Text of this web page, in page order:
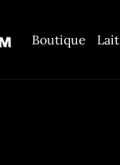
Boutique Lait